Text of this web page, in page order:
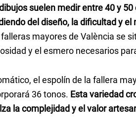
suelen medir entre 40 y
del diseño, la dificultad y el
mayores de València se
y el esmero necesarios
el espolín de la fallera
36 tonos. Esta variedad
la complejidad y el valor